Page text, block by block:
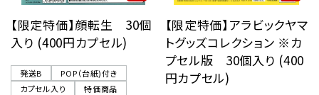
【限定特価】顔転生 30個
入り (400円カプセル)
発送B
POP（台紙)付き
カプセル入り
特価商品
【限定特価】アラビックヤマ
トグッズコレクション ※カ
プセル版 30個入り (400
円カプセル)